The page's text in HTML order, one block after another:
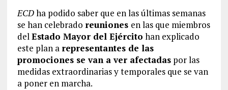
ECDha podido saber que en las últimas semanas
se han celebrado reuniones en las que miembros
delEstado Mayor del Ejército han explicado
este plan a representantes de las
promociones se van a ver afectadaspor las
medidas extraordinarias y temporales que se van
a poner en marcha.